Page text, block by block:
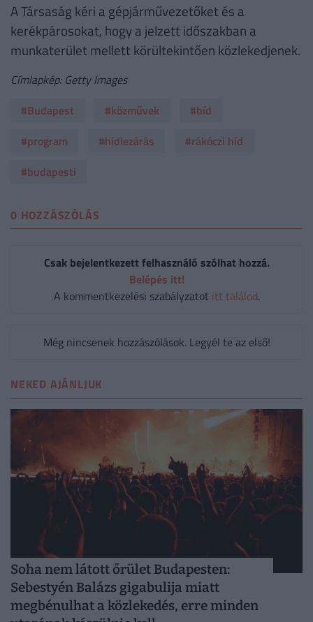
A Társaság kéri a gépjárművezetőket és a
kerékpárosokat, hogy a jelzett időszakban a
munkaterület mellett körültekintően közlekedjenek.
Címlapkép: Getty Images
#Budapest
#közművek
#híd
#program
#hídlezárás
#rákóczi híd
#budapesti
0 HOZZÁSZÓLÁS
Csak bejelentkezett felhasználó szólhat hozzá.
Belépés itt!
A kommentkezelési szabályzatot itt találod.
Még nincsenek hozzászólások. Legyél te az első!
NEKED AJÁNLJUK
Soha nem látott őrület Budapesten:
Sebestyén Balázs gigabulija miatt
megbénulhat a közlekedés, erre minden